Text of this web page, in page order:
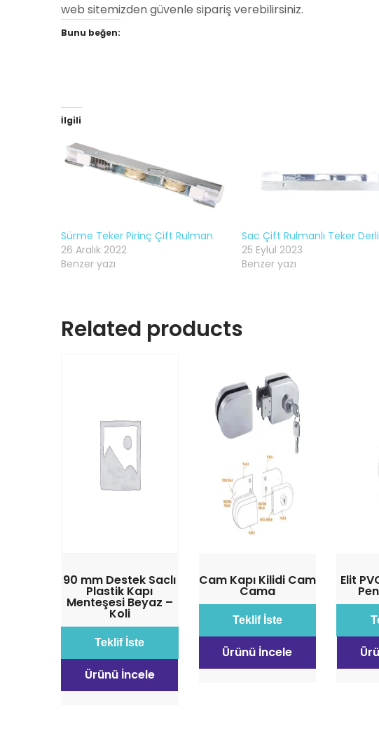
web sitemizden güvenle sipariş verebilirsiniz.
Bunu beğen:
İlgili
Sürme Teker Pirinç Çift Rulman
26 Aralık 2022
Benzer yazı
Sac Çift Rulmanlı Teker
25 Eylül 2023
Benzer yazı
Related products
90 mm Destek Saclı
Plastik Kapı
Menteşesi Beyaz –
Koli
Teklif İste
Ürünü İncele
Cam Kapı Kilidi Cam
Cama
Teklif İste
Ürünü İncele
Elit